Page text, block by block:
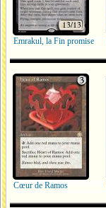
Emrakul, la Fin promise
Cœur de Ramos